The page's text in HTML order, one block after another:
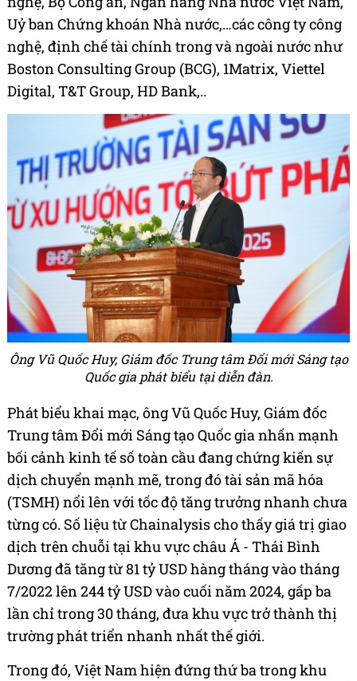
Uỷ ban Chứng khoán Nhà nước,…các công ty công
nghệ, định chế tài chính trong và ngoài nước như
Boston Consulting Group (BCG), 1Matrix, Viettel
Digital, T&T Group, HD Bank,..
Ông Vũ Quốc Huy, Giám đốc Trung tâm Đổi mới Sáng tạo
Quốc gia phát biểu tại diễn đàn.
Phát biểu khai mạc, ông Vũ Quốc Huy, Giám đốc
Trung tâm Đổi mới Sáng tạo Quốc gia nhấn mạnh
bối cảnh kinh tế số toàn cầu đang chứng kiến sự
dịch chuyển mạnh mẽ, trong đó tài sản mã hóa
(TSMH) nổi lên với tốc độ tăng trưởng nhanh chưa
từng có. Số liệu từ Chainalysis cho thấy giá trị giao
dịch trên chuỗi tại khu vực châu Á - Thái Bình
Dương đã tăng từ 81 tỷ USD hàng tháng vào tháng
7/2022 lên 244 tỷ USD vào cuối năm 2024, gấp ba
lần chỉ trong 30 tháng, đưa khu vực trở thành thị
trường phát triển nhanh nhất thế giới.
Trong đó, Việt Nam hiện đứng thứ ba trong khu